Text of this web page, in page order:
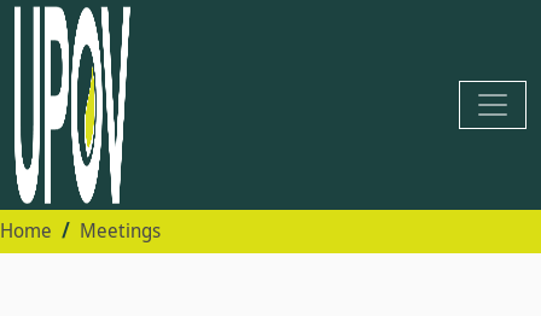
Home Meetings